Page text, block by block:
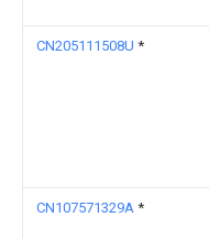
CN205111508U *
CN107571329A *